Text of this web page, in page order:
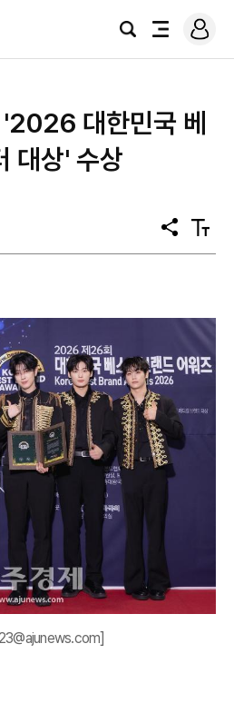
검
전
로
그
대한민국 베
대상' 수상
공
유
텍
스